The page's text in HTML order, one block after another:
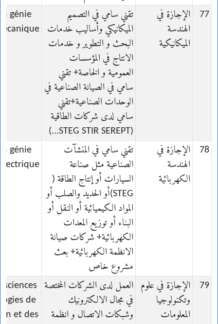
77
الإجازة في
الهندسة
الميكانيكية
تقني سامي في التصميم
الميكانيكي وأساليب خدمات
البحث و التطوير و خدمات
الانتاج في المؤسسات
العمومية و الخاصة+ تقني
سامي في الصيانة الصناعية في
الوحدات الصناعية+تقني
سامي لدى شركات الطاقية
(STEG STIR SEREPT...)
génie
78
الإجازة في
الهندسة
الكهربائية
تقني سامي في المنشآت
الصناعية مثل صناعة
السيارات أو إنتاج الطاقة (
STEG)أو الحديد والصلب أو
المواد الكيميائية أو النقل أو
البناء أو توزيع المعدات
الكهربائية+ شركات صيانة
الانظمة الكهربائية+ بعث
مشروع خاص
génie
79
الإجازة في علوم
وتكنولوجيا
المعلومات
العمل لدى الشركات المختصة
في مجال الالكترونيك
وشبكات الاتصال و انظمة
sciences
de
et des